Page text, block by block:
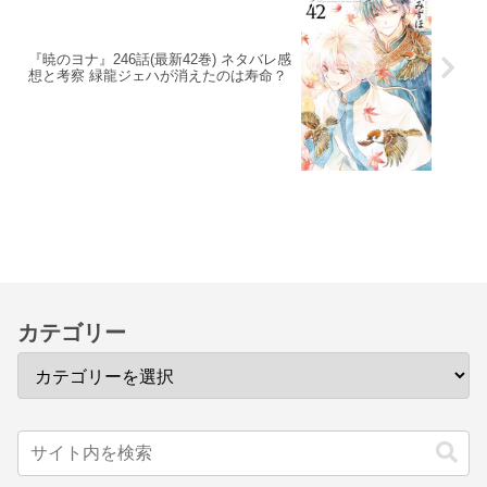
『暁のヨナ』246話(最新42巻) ネタバレ感
想と考察 緑龍ジェハが消えたのは寿命？
カテゴリー